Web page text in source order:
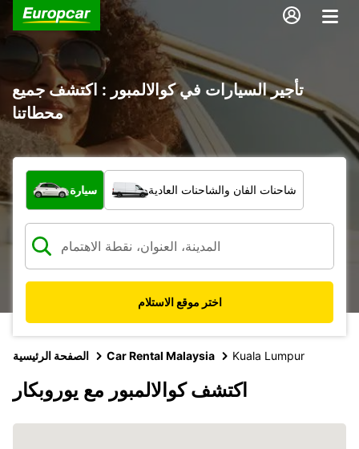
تأجير السيارات في كوالالمبور : اكتشف جميع
محطاتنا
ما نوع المركبة؟
سيارة شاحنات الفان والشاحنات العادية
اختر موقع الاستلام
الصفحة الرئيسية Car Rental Malaysia Kuala Lumpur
اكتشف كوالالمبور مع يوروبكار